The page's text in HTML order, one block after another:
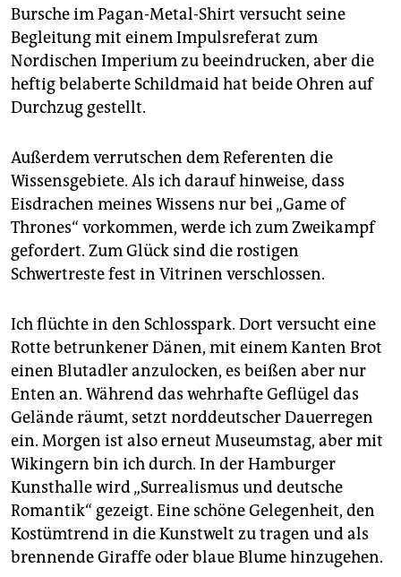
Bursche im Pagan-Metal-Shirt versucht seine
Begleitung mit einem Impulsreferat zum
Nordischen Imperium zu beeindrucken, aber die
heftig belaberte Schildmaid hat beide Ohren auf
Durchzug gestellt.
Außerdem verrutschen dem Referenten die
Wissensgebiete. Als ich darauf hinweise, dass
Eisdrachen meines Wissens nur bei „Game of
Thrones“ vorkommen, werde ich zum Zweikampf
gefordert. Zum Glück sind die rostigen
Schwertreste fest in Vitrinen verschlossen.
Ich flüchte in den Schlosspark. Dort versucht eine
Rotte betrunkener Dänen, mit einem Kanten Brot
einen Blutadler anzulocken, es beißen aber nur
Enten an. Während das wehrhafte Geflügel das
Gelände räumt, setzt norddeutscher Dauerregen
ein. Morgen ist also erneut Museumstag, aber mit
Wikingern bin ich durch. In der Hamburger
Kunsthalle wird „Surrealismus und deutsche
Romantik“ gezeigt. Eine schöne Gelegenheit, den
Kostümtrend in die Kunstwelt zu tragen und als
brennende Giraffe oder blaue Blume hinzugehen.